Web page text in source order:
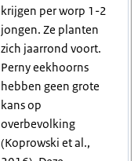
krijgen per worp 1-2
jongen. Ze planten
zich jaarrond voort.
Perny eekhoorns
hebben geen grote
kans op
overbevolking
(Koprowski et al.,